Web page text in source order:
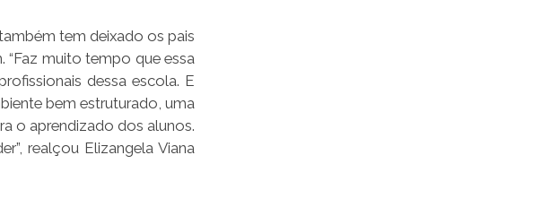
tem deixado os pais
“Faz muito tempo que essa
dessa escola. E
bem estruturado, uma
o aprendizado dos alunos.
realçou Elizangela Viana